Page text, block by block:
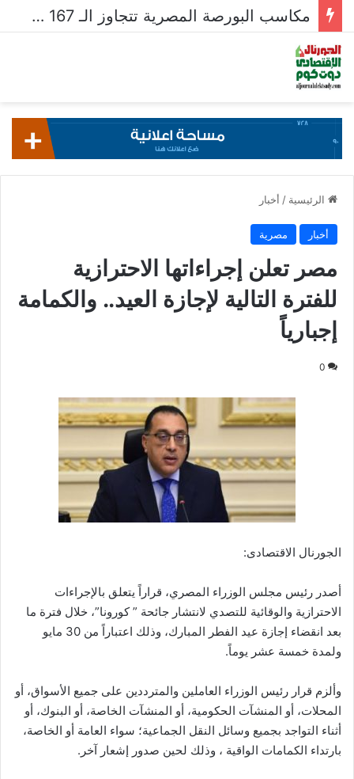
قيم تداولات البورصة تتراجع لـ 604.4 مليار جنيه فى أسبوع
الرئيسية / أخبار
أخبار مصرية
مصر تعلن إجراءاتها الاحترازية
للفترة التالية لإجازة العيد.. والكمامة
إجبارياً
0
الجورنال الاقتصادى:
أصدر رئيس مجلس الوزراء المصري، قراراً يتعلق بالإجراءات
الاحترازية والوقائية للتصدي لانتشار جائحة ” كورونا”، خلال فترة ما
بعد انقضاء إجازة عيد الفطر المبارك، وذلك اعتباراً من 30 مايو
ولمدة خمسة عشر يوماً.
وألزم قرار رئيس الوزراء العاملين والمترددين على جميع الأسواق، أو
المحلات، أو المنشآت الحكومية، أو المنشآت الخاصة، أو البنوك، أو
أثناء التواجد بجميع وسائل النقل الجماعية؛ سواء العامة أو الخاصة،
بارتداء الكمامات الواقية ، وذلك لحين صدور إشعار آخر.